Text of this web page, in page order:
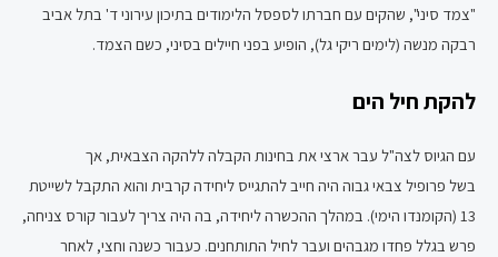
"צמד סיני", שהקים עם חברתו לספסל הלימודים בתיכון עירוני ד' בתל אביב
רבקה מנשה (לימים ריקי גל), הופיע בפני חיילים בסיני, כשם הצמד.
להקת חיל הים
עם הגיוס לצה"ל עבר ארצי את בחינות הקבלה ללהקה הצבאית, אך
בשל פרופיל צבאי גבוה היה חייב להתגייס ליחידה קרבית והוא התקבל לשייטת
13 (הקומנדו הימי). במהלך ההכשרה ליחידה, בה היה צריך לעבור קורס צניחה,
פרש בגלל פחדו מגבהים ועבר לחיל התותחנים. כעבור כשנה וחצי, לאחר